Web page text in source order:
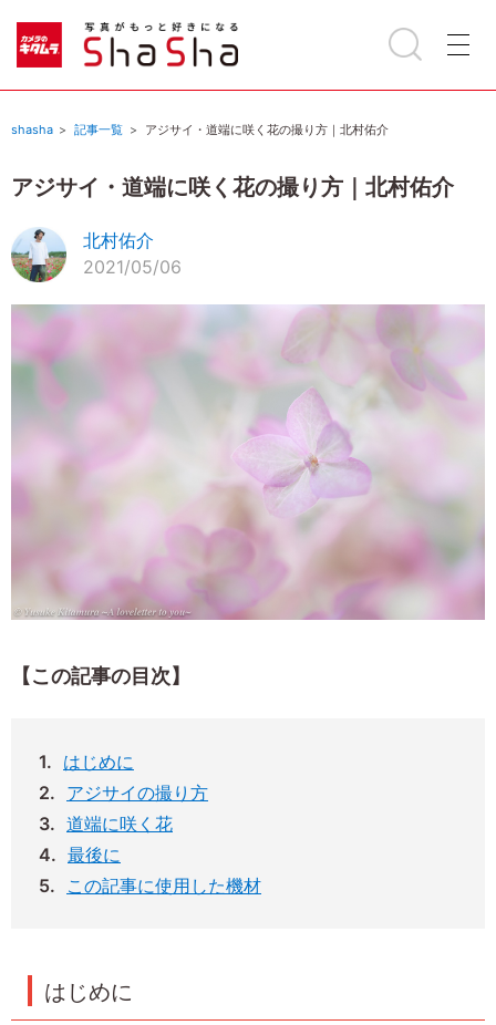
shasha 記事一覧 アジサイ・道端に咲く花の撮り方｜北村佑介
アジサイ・道端に咲く花の撮り方｜北村佑介
北村佑介
2021/05/06
【この記事の目次】
はじめに
アジサイの撮り方
道端に咲く花
最後に
この記事に使用した機材
はじめに